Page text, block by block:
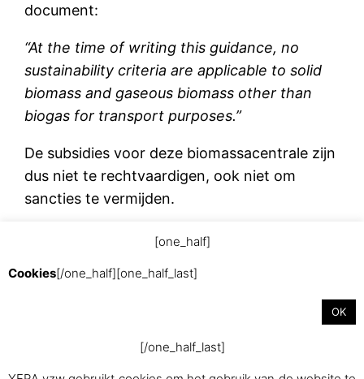
document:
“At the time of writing this guidance, no
sustainability criteria are applicable to solid
biomass and gaseous biomass other than
biogas for transport purposes.”
De subsidies voor deze biomassacentrale zijn
dus niet te rechtvaardigen, ook niet om
sancties te vermijden.
[one_half]
Cookies[/one_half][one_half_last]
OK
[/one_half_last]